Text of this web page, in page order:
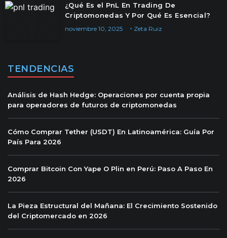
¿Qué Es el PnL En Trading De
Criptomonedas Y Por Qué Es Esencial?
Zeta Ruiz
noviembre 10, 2025
TENDENCIAS
Análisis de Hash Hedge: Operaciones por cuenta propia
para operadores de futuros de criptomonedas
Cómo Comprar Tether (USDT) En Latinoamérica: Guía Por
País Para 2026
Comprar Bitcoin Con Yape O Plin en Perú: Paso A Paso En
2026
La Pieza Estructural del Mañana: El Crecimiento Sostenido
del Criptomercado en 2026